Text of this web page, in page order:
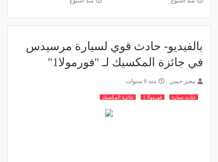
بالفيديو- حادث قوي لسيارة مرسيدس
في جائزة المكسيك لـ "فورمولا1"
معتز حسن منذ 6 سنوات
حادث سيارة فورمولا 1 جائزة المكسيك